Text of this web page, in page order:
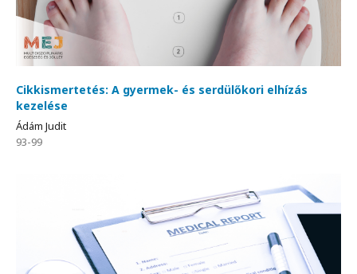
Cikkismertetés: A gyermek- és serdülőkori elhízás
kezelése
Ádám Judit
93-99